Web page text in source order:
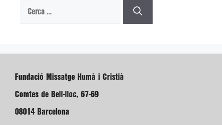
Cerca:
Fundació Missatge Humà i Cristià
Comtes de Bell-lloc, 67-69
08014 Barcelona